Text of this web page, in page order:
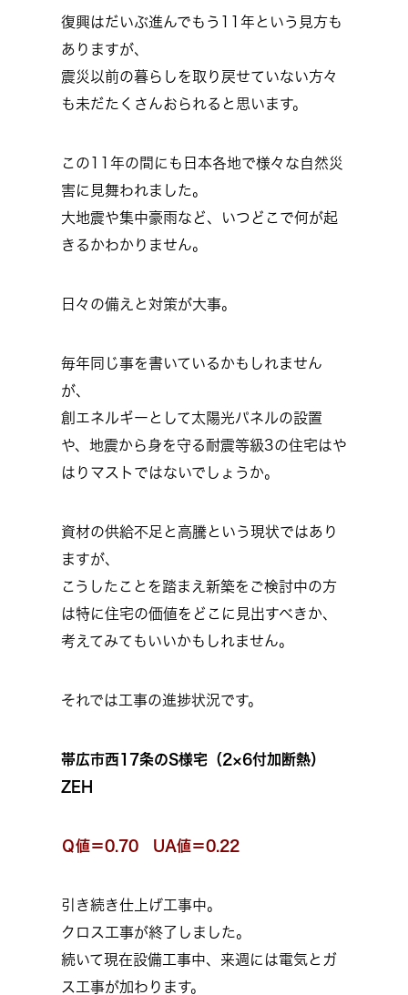
復興はだいぶ進んでもう11年という見方も
ありますが、
震災以前の暮らしを取り戻せていない方々
も未だたくさんおられると思います。
この11年の間にも日本各地で様々な自然災
害に見舞われました。
大地震や集中豪雨など、いつどこで何が起
きるかわかりません。
日々の備えと対策が大事。
毎年同じ事を書いているかもしれません
が、
創エネルギーとして太陽光パネルの設置
や、地震から身を守る耐震等級3の住宅はや
はりマストではないでしょうか。
資材の供給不足と高騰という現状ではあり
ますが、
こうしたことを踏まえ新築をご検討中の方
は特に住宅の価値をどこに見出すべきか、
考えてみてもいいかもしれません。
それでは工事の進捗状況です。
帯広市西17条のS様宅（2×6付加断熱）
ZEH
Ｑ値＝0.70 UA値＝0.22
引き続き仕上げ工事中。
クロス工事が終了しました。
続いて現在設備工事中、来週には電気とガ
ス工事が加わります。